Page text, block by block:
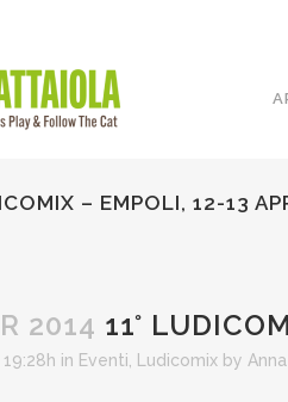
– EMPOLI, 12-13
2014 11°
in Eventi Ludicomix by